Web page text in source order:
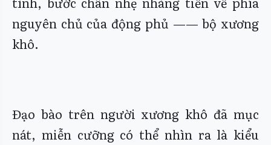
nguyên chủ của động phủ —— bộ xương
khô.
Đạo bào trên người xương khô đã mục
nát, miễn cưỡng có thể nhìn ra là kiểu